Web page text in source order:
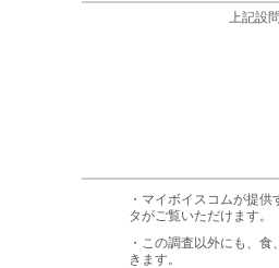
上記設
・マイボイスコムが提供
タがご覧いただけます。
・この調査以外にも、
きます。